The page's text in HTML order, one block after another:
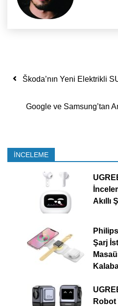
Yazı dolaşımı
Škoda’nın Yeni Elektrikli
Google ve Samsung’tan
İNCELEME
Akıllı
Şarj
Robot